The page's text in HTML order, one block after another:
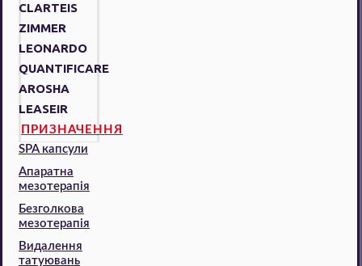
CLARTEIS
ZIMMER
LEONARDO
QUANTIFICARE
AROSHA
LEASEIR
ПРИЗНАЧЕННЯ
SPA капсули
Апаратна
мезотерапія
Безголкова
мезотерапія
Видалення
татуювань